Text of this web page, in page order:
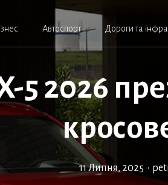
Автоспорт Дороги та
5 2026
11 Липня, 2025 •